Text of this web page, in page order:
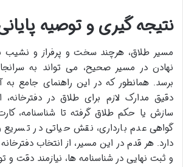
نتیجه گیری و توصیه
مسیر طلاق، هرچند سخت و پرفراز و نشیب
نهادن در مسیر صحیح، می تواند به
برسد. همانطور که در این راهنمای جامع به
دقیق مدارک لازم برای طلاق در
سازش یا حکم طلاق گرفته تا شناسنامه،
گواهی عدم بارداری، نقش حیاتی در تسریع
دارد. هر قدم در این مسیر، از انتخاب
و ثبت نهایی در شناسنامه ها، نیازمند دقت